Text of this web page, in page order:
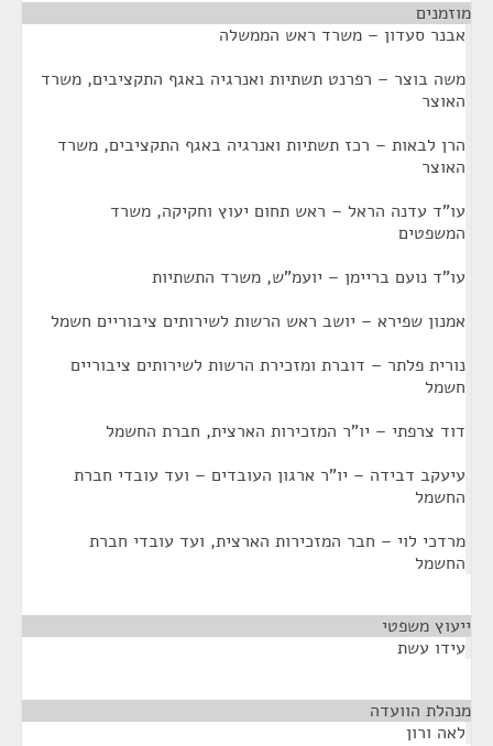
מוזמנים
אבנר סעדון – משרד ראש הממשלה
משה בוצר – רפרנט תשתיות ואנרגיה באגף התקציבים, משרד
האוצר
הרן לבאות – רכז תשתיות ואנרגיה באגף התקציבים, משרד
האוצר
עו"ד עדנה הראל – ראש תחום יעוץ וחקיקה, משרד
המשפטים
עו"ד נועם בריימן – יועמ"ש, משרד התשתיות
אמנון שפירא – יושב ראש הרשות לשירותים ציבוריים חשמל
נורית פלתר – דוברת ומזכירת הרשות לשירותים ציבוריים
חשמל
דוד צרפתי – יו"ר המזכירות הארצית, חברת החשמל
עיעקב דבידה – יו"ר ארגון העובדים – ועד עובדי חברת
החשמל
מרדכי לוי – חבר המזכירות הארצית, ועד עובדי חברת
החשמל
ייעוץ משפטי
עידו עשת
מנהלת הוועדה
לאה ורון